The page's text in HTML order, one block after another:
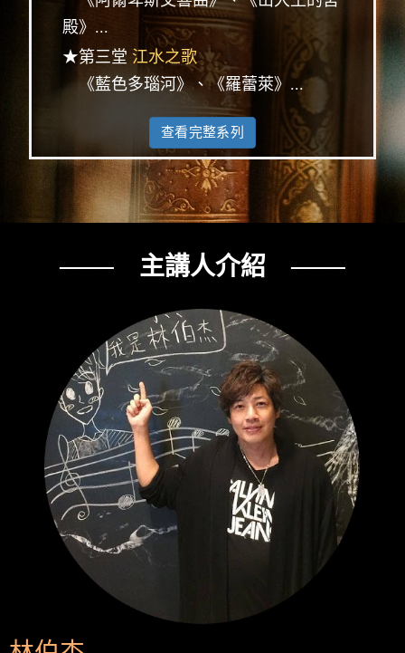
殿》...
★第三堂 江水之歌
《藍色多瑙河》、《羅蕾萊》...
查看完整系列
─── 主講人介紹 ───